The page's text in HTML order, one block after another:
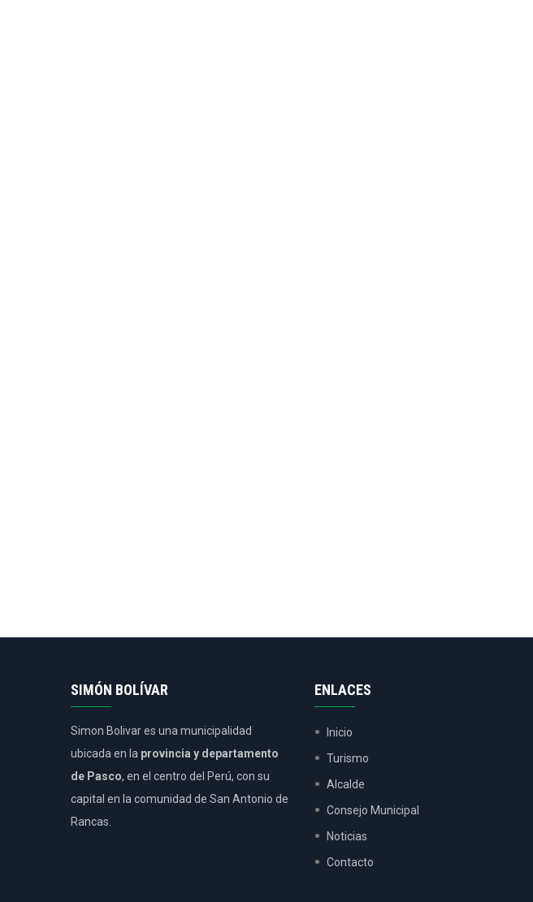
SIMÓN BOLÍVAR
Simon Bolivar es una municipalidad
ubicada en la provincia y departamento
de Pasco, en el centro del Perú, con su
capital en la comunidad de San Antonio de
Rancas.
ENLACES
Inicio
Turismo
Alcalde
Consejo Municipal
Noticias
Contacto